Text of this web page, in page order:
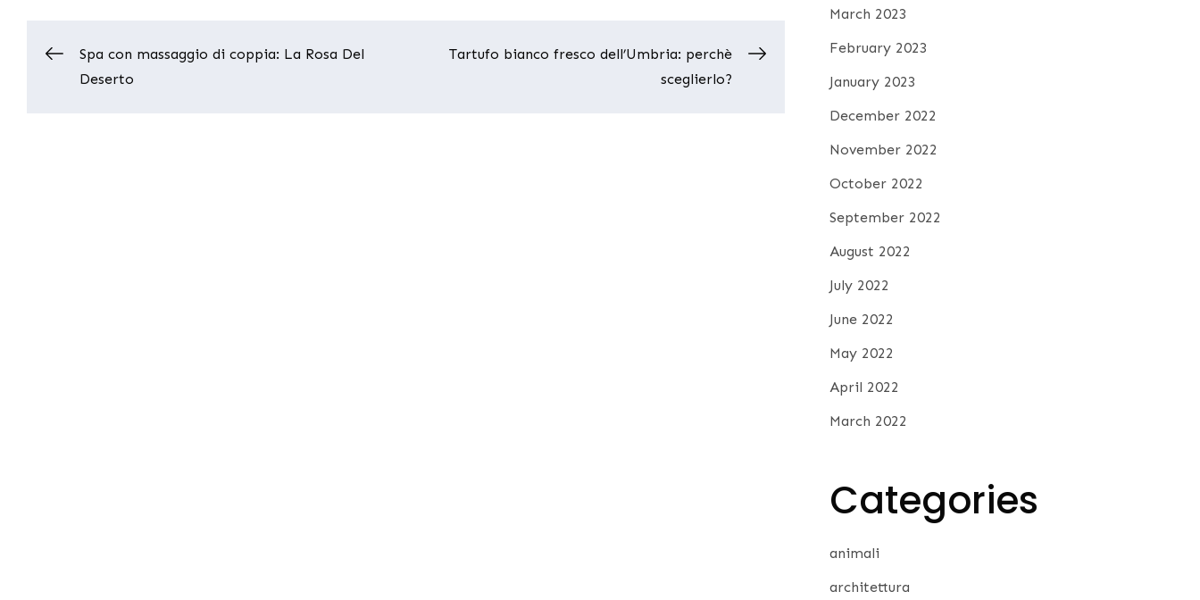
Post
Spa con massaggio di coppia: La Rosa Del
Deserto
Tartufo bianco fresco dell’Umbria: perchè
sceglierlo?
March 2023
February 2023
January 2023
December 2022
November 2022
October 2022
September 2022
August 2022
July 2022
June 2022
May 2022
April 2022
March 2022
Categories
animali
architettura